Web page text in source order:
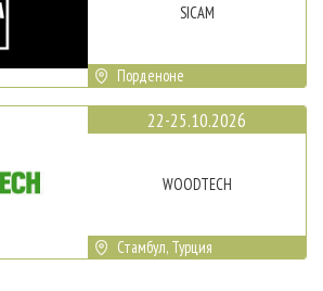
SICAM
Порденоне
22-25.10.2026
WOODTECH
Стамбул, Турция